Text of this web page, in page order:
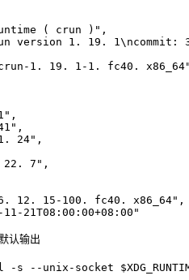
( crun )",
version 1. 19. 1\ncommit:
1. 19. 1-1. fc40.
24",
7",
12. 15-100. fc40. x86_64",
21T08:00:00+08:00"
认输出
-s --unix-socket